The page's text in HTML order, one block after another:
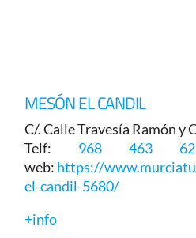
MESÓN EL CANDIL
C/. Calle Travesía Ramón y
Telf: 968 463
web: https://
el-candil-5680/
+info